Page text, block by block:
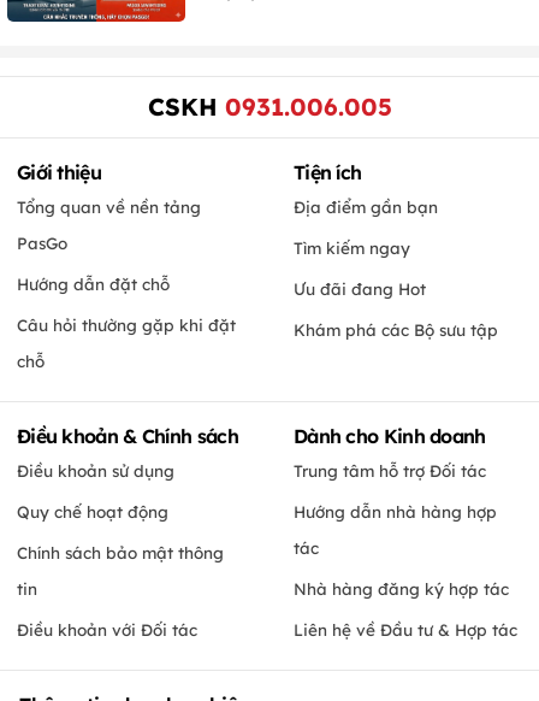
CSKH 0931.006.005
Giới thiệu
Tổng quan về nền tảng
PasGo
Hướng dẫn đặt chỗ
Câu hỏi thường gặp khi đặt
chỗ
Tiện ích
Địa điểm gần bạn
Tìm kiếm ngay
Ưu đãi đang Hot
Khám phá các Bộ sưu tập
Điều khoản & Chính sách
Điều khoản sử dụng
Quy chế hoạt động
Chính sách bảo mật thông
tin
Điều khoản với Đối tác
Dành cho Kinh doanh
Trung tâm hỗ trợ Đối tác
Hướng dẫn nhà hàng hợp
tác
Nhà hàng đăng ký hợp tác
Liên hệ về Đầu tư & Hợp tác